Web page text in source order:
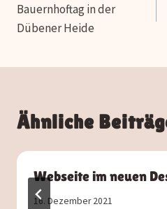
Bauernhoftag in der
Dübener Heide
Ähnliche
Webseite im neuen
16. Dezember 2021